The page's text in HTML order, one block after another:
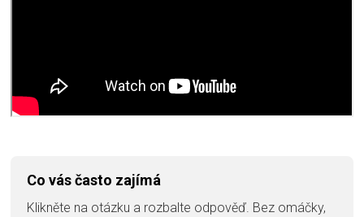
Co vás často zajímá
Klikněte na otázku a rozbalte odpověď. Bez omáčky,